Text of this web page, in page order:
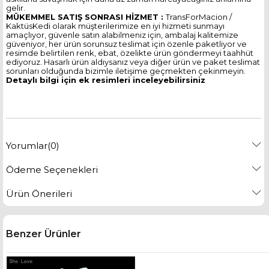
gelir.
MÜKEMMEL SATIŞ SONRASI HİZMET :TransForMacion /
KaktüsKedi olarak müşterilerimize en iyi hizmeti sunmayı
amaçlıyor, güvenle satın alabilmeniz için, ambalaj kalitemize
güveniyor, her ürün sorunsuz teslimat için özenle paketliyor ve
resimde belirtilen renk, ebat, özelikte ürün göndermeyi taahhüt
ediyoruz. Hasarlı ürün aldıysanız veya diğer ürün ve paket teslimat
sorunları olduğunda bizimle iletişime geçmekten çekinmeyin.
Detaylı bilgi için ek resimleri inceleyebilirsiniz
Yorumlar(0)
Ödeme Seçenekleri
Ürün Önerileri
Benzer Ürünler